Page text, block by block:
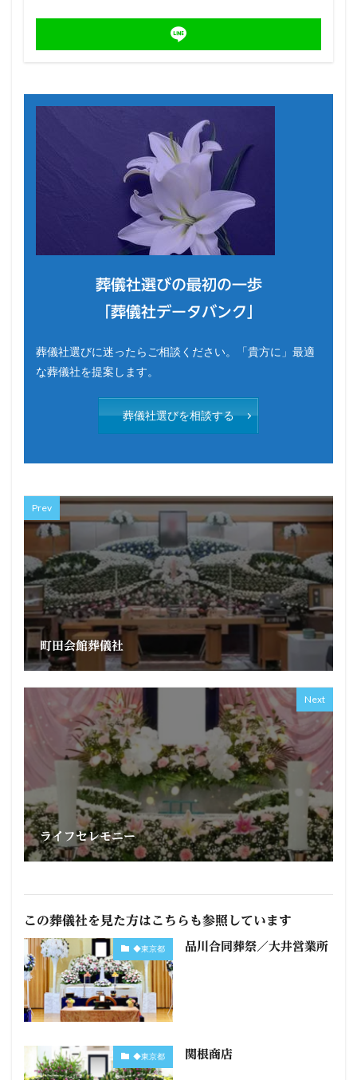
葬儀社選びの最初の一歩
「葬儀社データバンク」
葬儀社選びに迷ったらご相談ください。「貴方に」最適
な葬儀社を提案します。
葬儀社選びを相談する
Prev
町田会館葬儀社
Next
ライフセレモニー
この葬儀社を見た方はこちらも参照しています
◆東京都 品川合同葬祭／大井営業所
◆東京都 関根商店